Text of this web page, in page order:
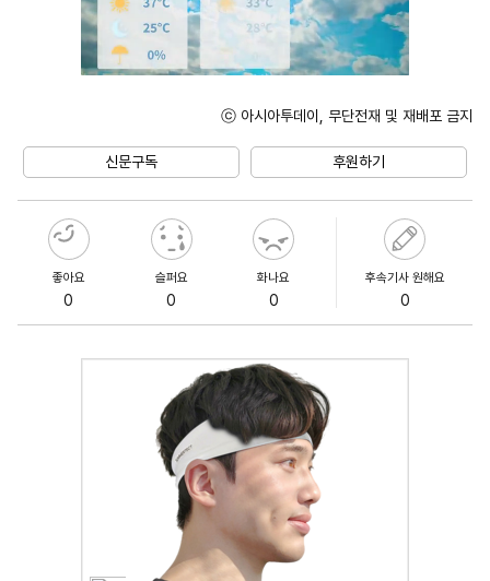
ⓒ 아시아투데이, 무단전재 및 재배포 금지
신문구독 후원하기
좋아요
0
슬퍼요
0
화나요
0
후속기사 원해요
0